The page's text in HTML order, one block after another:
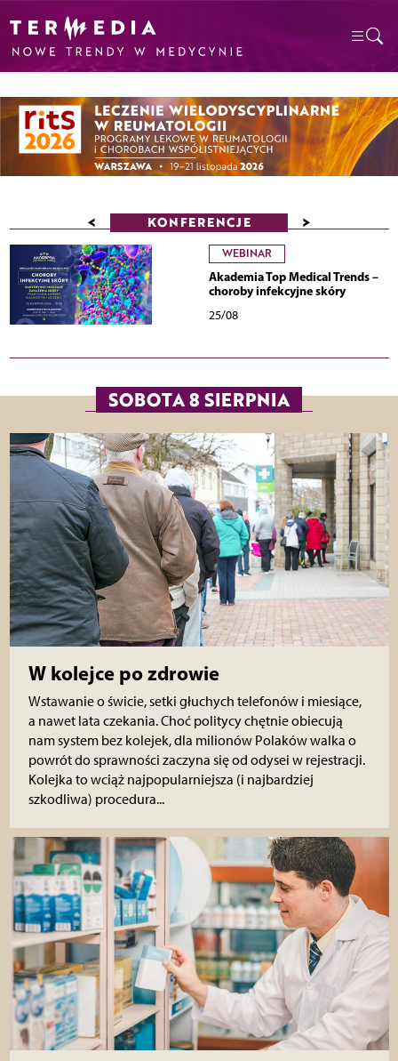
< KONFERENCJE >
WEBINAR
Akademia Top Medical Trends –
choroby infekcyjne skóry
25/08
SOBOTA 8 SIERPNIA
W kolejce po zdrowie
Wstawanie o świcie, setki głuchych telefonów i miesiące,
a nawet lata czekania. Choć politycy chętnie obiecują
nam system bez kolejek, dla milionów Polaków walka o
powrót do sprawności zaczyna się od odysei w rejestracji.
Kolejka to wciąż najpopularniejsza (i najbardziej
szkodliwa) procedura...